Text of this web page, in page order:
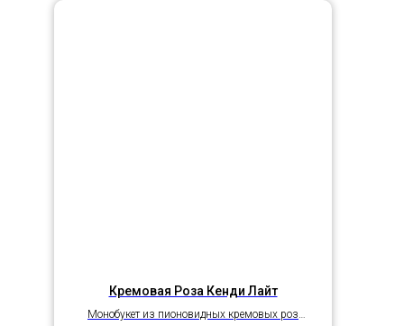
Кремовая Роза Кенди Лайт
Монобукет из пионовидных кремовых роз